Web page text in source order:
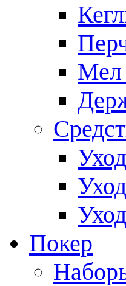
Мел
Покер